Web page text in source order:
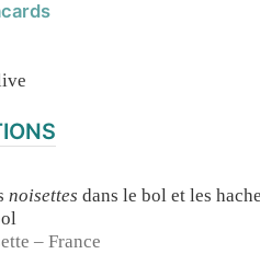
noisettesdans le bol et les
– France